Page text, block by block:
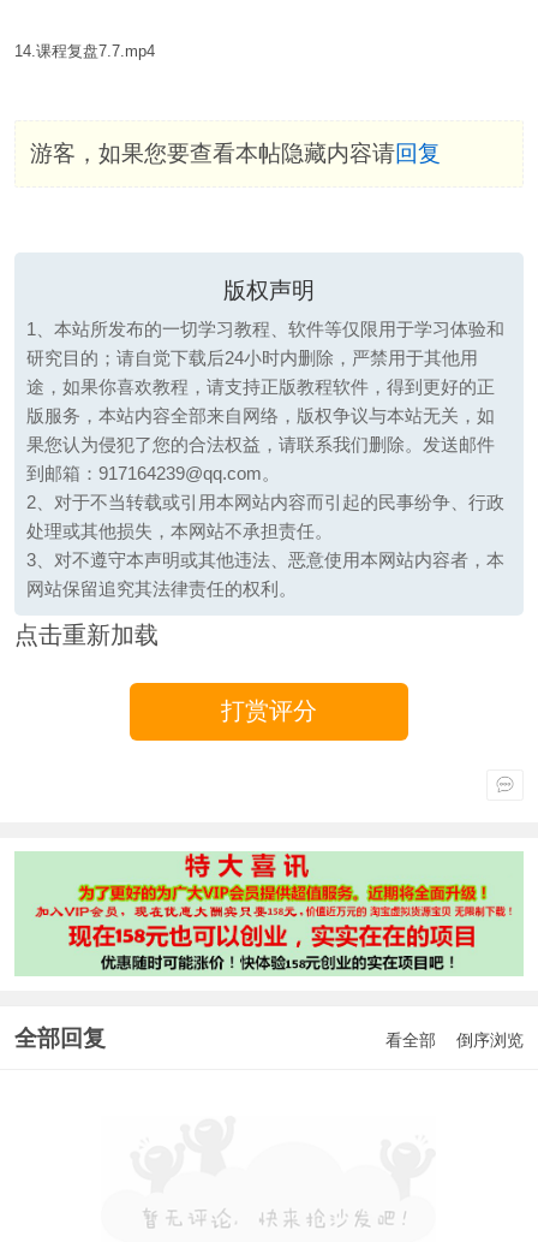
14.课程复盘7.7.mp4
游客，如果您要查看本帖隐藏内容请回复
版权声明
1、本站所发布的一切学习教程、软件等仅限用于学习体验和
研究目的；请自觉下载后24小时内删除，严禁用于其他用
途，如果你喜欢教程，请支持正版教程软件，得到更好的正
版服务，本站内容全部来自网络，版权争议与本站无关，如
果您认为侵犯了您的合法权益，请联系我们删除。发送邮件
到邮箱：917164239@qq.com。
2、对于不当转载或引用本网站内容而引起的民事纷争、行政
处理或其他损失，本网站不承担责任。
3、对不遵守本声明或其他违法、恶意使用本网站内容者，本
网站保留追究其法律责任的权利。
点击重新加载
打赏评分
全部回复 看全部 倒序浏览